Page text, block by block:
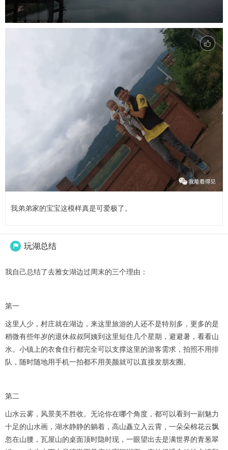
我弟弟家的宝宝这模样真是可爱极了。
 玩湖总结
我自己总结了去雅女湖边过周末的三个理由：
第一
这里人少，村庄就在湖边，来这里旅游的人还不是特别多，更多的是
稍微有些年岁的退休叔叔阿姨到这里短住几个星期，避避暑，看看山
水。小镇上的衣食住行都完全可以支撑这里的游客需求，拍照不用排
队，随时随地用手机一拍都不用美颜就可以直接发朋友圈。
第二
山水云雾，风景美不胜收。无论你在哪个角度，都可以看到一副魅力
十足的山水画，湖水静静的躺着，高山矗立入云霄，一朵朵棉花云飘
忽在山腰，瓦屋山的桌面顶时隐时现，一眼望出去是满世界的青葱翠